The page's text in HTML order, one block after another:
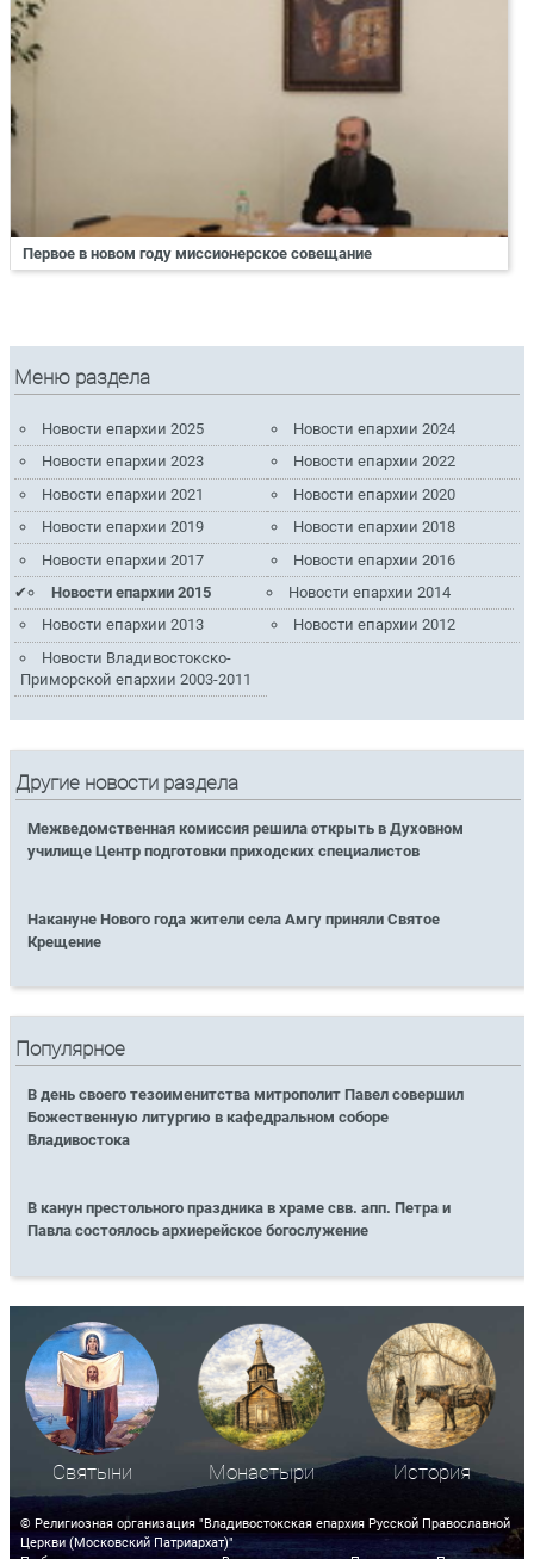
Первое в новом году миссионерское совещание
Меню раздела
Новости епархии 2025
Новости епархии 2024
Новости епархии 2023
Новости епархии 2022
Новости епархии 2021
Новости епархии 2020
Новости епархии 2019
Новости епархии 2018
Новости епархии 2017
Новости епархии 2016
Новости епархии 2015
Новости епархии 2014
Новости епархии 2013
Новости епархии 2012
Новости Владивостокско-
Приморской епархии 2003-2011
Другие новости раздела
Межведомственная комиссия решила открыть в Духовном
училище Центр подготовки приходских специалистов
Накануне Нового года жители села Амгу приняли Святое
Крещение
Популярное
В день своего тезоименитства митрополит Павел совершил
Божественную литургию в кафедральном соборе
Владивостока
В канун престольного праздника в храме свв. апп. Петра и
Павла состоялось архиерейское богослужение
Святыни Монастыри История
© Религиозная организация "Владивостокская епархия Русской Православной
Церкви (Московский Патриархат)"